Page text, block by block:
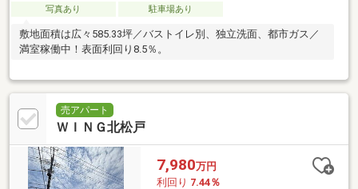
写真あり
駐車場あり
敷地面積は広々585.33坪／バストイレ別、独立洗面、都市ガス／
満室稼働中！表面利回り8.5％。
売アパート
ＷＩＮＧ北松戸
7,980万円
利回り 7.44％